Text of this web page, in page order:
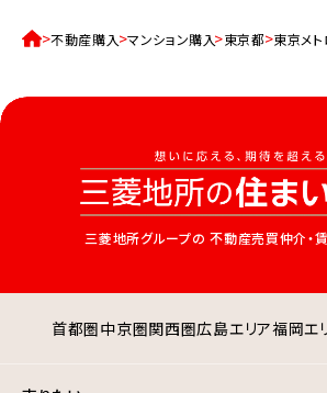
不動産購入 マンション購入 東京都 東京メ
三菱地所グループの 不動産売買仲介・
首都圏中京圏関西圏広島エリア福岡エ